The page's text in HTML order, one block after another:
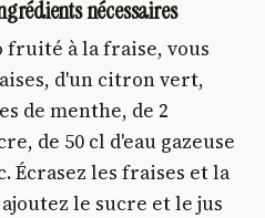
nécessaires
à la fraise, vous
d'un citron vert,
de menthe, de 2
de 50 cl d'eau gazeuse
Écrasez les fraises et la
le sucre et le jus